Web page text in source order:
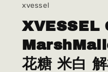
xvessel
XVESSEL
花糖 米白